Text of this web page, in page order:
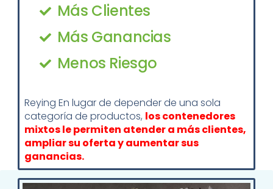
Más Clientes
Más Ganancias
Menos Riesgo
Reying En lugar de depender de una sola
categoría de productos, los contenedores
mixtos le permiten atender a más clientes,
ampliar su oferta y aumentar sus
ganancias.